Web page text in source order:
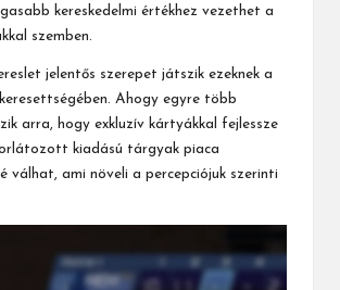
kereskedelmi értékhez vezethet a
szemben.
jelentős szerepet játszik ezeknek a
Ahogy egyre több
arra, hogy exkluzív kártyákkal fejlessze
kiadású tárgyak piaca
válhat, ami növeli a percepciójuk szerinti